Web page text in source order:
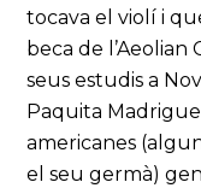
tocava el violí i
beca de
seus estudis a
Paquita
americanes
el seu germà)